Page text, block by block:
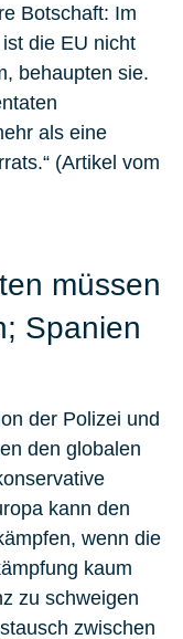
Botschaft: Im
die EU nicht
behaupten sie.
als eine
(Artikel vom
müssen
Spanien
der Polizei und
den globalen
kann den
wenn die
kaum
zu schweigen
zwischen